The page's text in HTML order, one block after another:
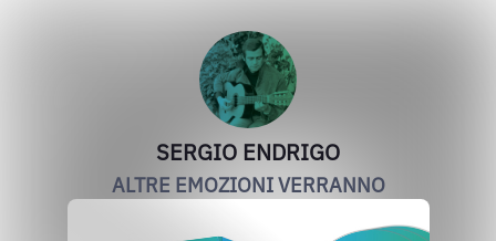
SERGIO ENDRIGO
ALTRE EMOZIONI VERRANNO